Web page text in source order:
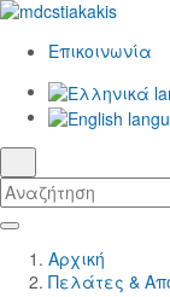
Επικοινωνία
Αναζήτηση
Skip
Main
Content
Κεντρική
Πλοήγηση
Αρχική
Πελάτες &